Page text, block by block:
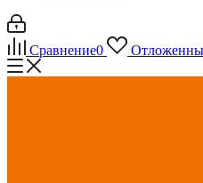
Сравнение0